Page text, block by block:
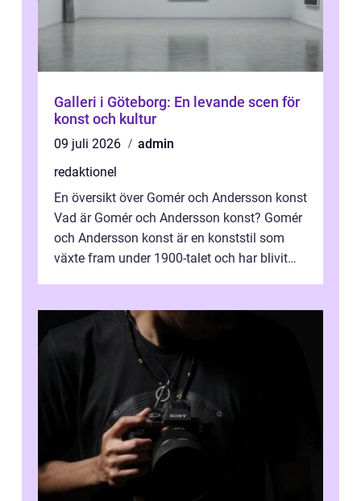
Galleri i Göteborg: En levande scen för
konst och kultur
09 juli 2026
admin
redaktionel
En översikt över Gomér och Andersson konst
Vad är Gomér och Andersson konst? Gomér
och Andersson konst är en konststil som
växte fram under 1900-talet och har blivit